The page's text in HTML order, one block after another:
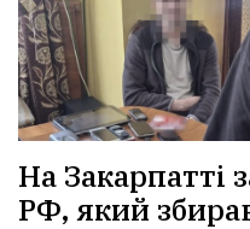
На Закарпатті
РФ, який